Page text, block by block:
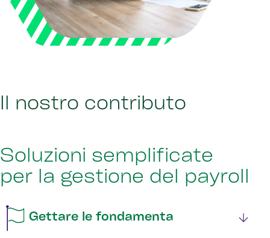
Il nostro contributo
Soluzioni semplificate
per la gestione del payroll
Gettare le fondamenta